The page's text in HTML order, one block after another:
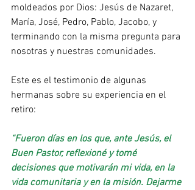
moldeados por Dios: Jesús de Nazaret,
María, José, Pedro, Pablo, Jacobo, y
terminando con la misma pregunta para
nosotras y nuestras comunidades.
Este es el testimonio de algunas
hermanas sobre su experiencia en el
retiro:
“Fueron días en los que, ante Jesús, el
Buen Pastor, reflexioné y tomé
decisiones que motivarán mi vida, en la
vida comunitaria y en la misión. Dejarme